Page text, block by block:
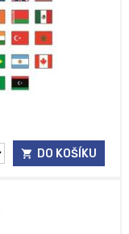
DO KOŠÍKU